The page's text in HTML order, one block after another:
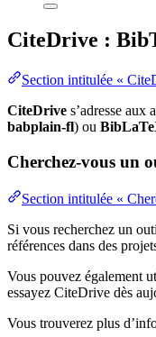
CiteDrive :
Section intitulée «
CiteDrive s’adresse aux
babplain-fl) ou
Cherchez-vous un
Section intitulée «
Si vous recherchez un
références dans des
Vous pouvez également
essayez CiteDrive dès
Vous trouverez plus